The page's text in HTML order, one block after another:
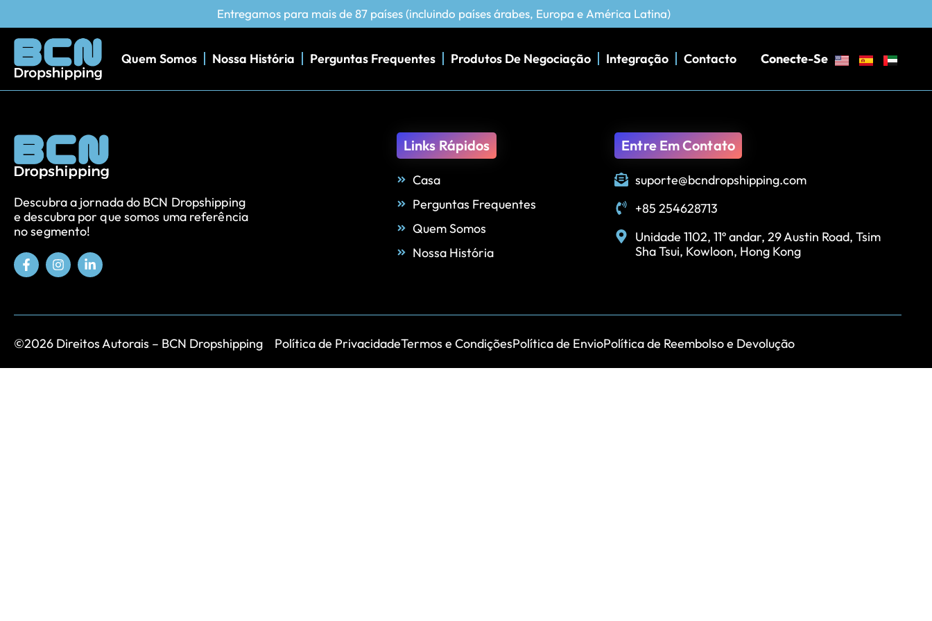
Entregamos para mais de 87 países (incluindo países árabes, Europa e América Latina)
Quem Somos Nossa História Perguntas Frequentes Produtos De Negociação Integração Contacto Conecte-Se
Descubra a jornada do BCN Dropshipping
e descubra por que somos uma referência
no segmento!
Links Rápidos
Casa
Perguntas Frequentes
Quem Somos
Nossa História
Entre Em Contato
suporte@bcndropshipping.com
+85 254628713
Unidade 1102, 11º andar, 29 Austin Road, Tsim
Sha Tsui, Kowloon, Hong Kong
©2026 Direitos Autorais – BCN Dropshipping Política de PrivacidadeTermos e CondiçõesPolítica de EnvioPolítica de Reembolso e Devolução